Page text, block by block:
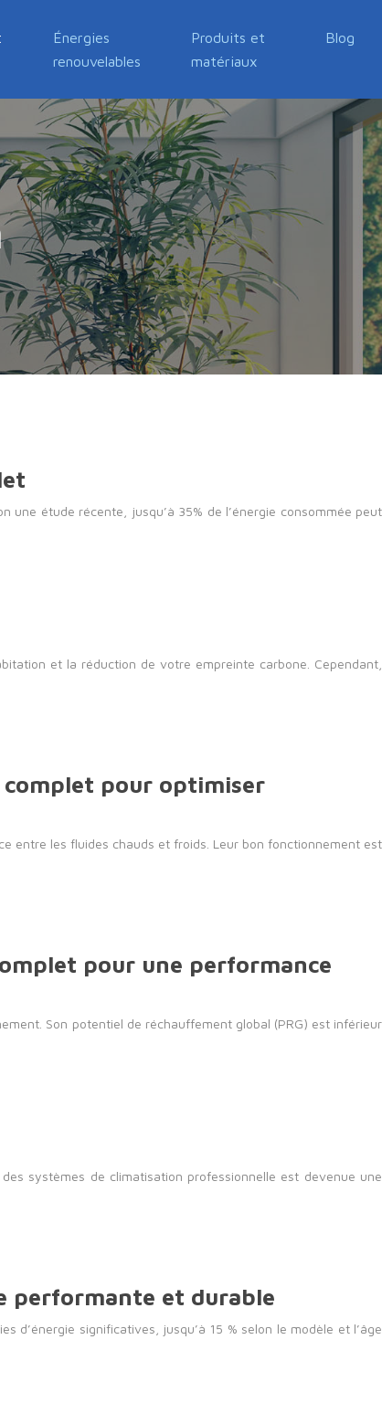
Énergies
renouvelables
Produits et
matériaux
Blog
une étude récente, jusqu’à 35% de l’énergie consommée peut
et la réduction de votre empreinte carbone. Cependant,
complet pour optimiser
entre les fluides chauds et froids. Leur bon fonctionnement est
pour une performance
Son potentiel de réchauffement global (PRG) est inférieur
systèmes de climatisation professionnelle est devenue une
performante et durable
d’énergie significatives, jusqu’à 15 % selon le modèle et l’âge